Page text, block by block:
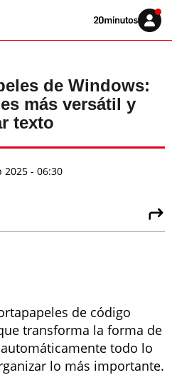
Volver
Iniciar
sesión
de Windows:
más versátil y
texto
2025 - 06:30
de código
transforma la forma de
todo lo
lo más importante.